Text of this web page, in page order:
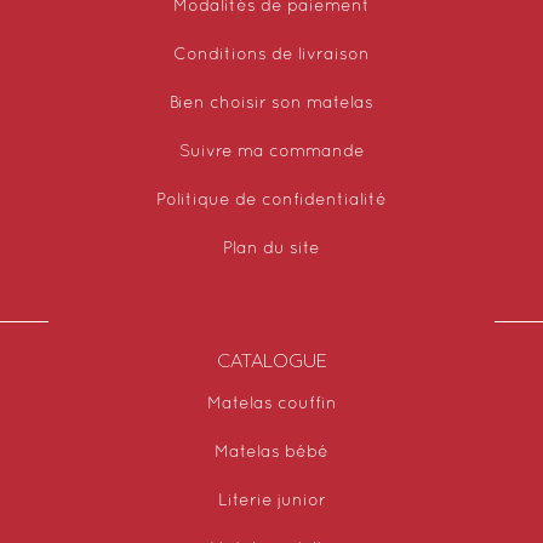
Modalités de paiement
Conditions de livraison
Bien choisir son matelas
Suivre ma commande
Politique de confidentialité
Plan du site
CATALOGUE
Matelas couffin
Matelas bébé
Literie junior